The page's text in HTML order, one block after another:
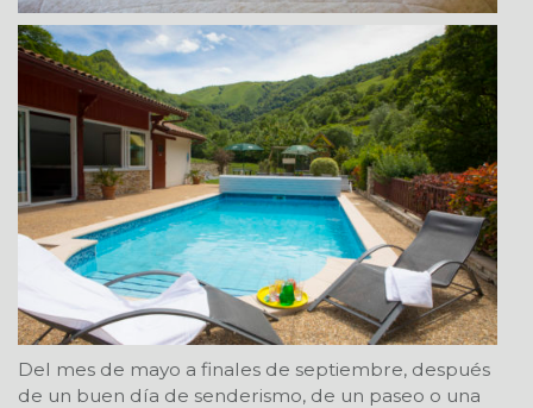
Del mes de mayo a finales de septiembre, después
de un buen día de senderismo, de un paseo o una